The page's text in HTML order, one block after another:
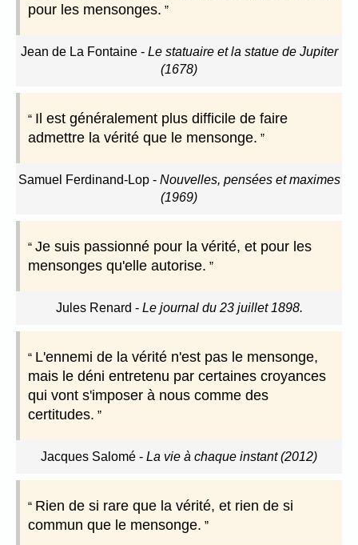
pour les mensonges.
Jean de La Fontaine- Le statuaire et la statue de Jupiter
(1678)
Il est généralement plus difficile de faire
admettre la vérité que le mensonge.
Samuel Ferdinand-Lop- Nouvelles, pensées et maximes
(1969)
Je suis passionné pour la vérité, et pour les
mensonges qu'elle autorise.
Jules Renard - Le journal du 23 juillet 1898.
L'ennemi de la vérité n'est pas le mensonge,
mais le déni entretenu par certaines croyances
qui vont s'imposer à nous comme des
certitudes.
Jacques Salomé - La vie à chaque instant (2012)
Rien de si rare que la vérité, et rien de si
commun que le mensonge.